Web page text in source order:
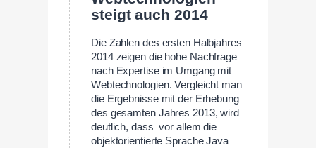
steigt auch 2014
Die Zahlen des ersten Halbjahres
2014 zeigen die hohe Nachfrage
nach Expertise im Umgang mit
Webtechnologien. Vergleicht man
die Ergebnisse mit der Erhebung
des gesamten Jahres 2013, wird
deutlich, dass vor allem die
objektorientierte Sprache Java